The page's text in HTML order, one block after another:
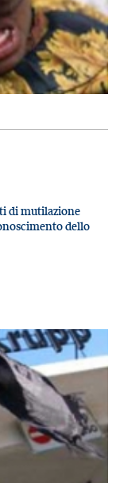
di mutilazione
dello